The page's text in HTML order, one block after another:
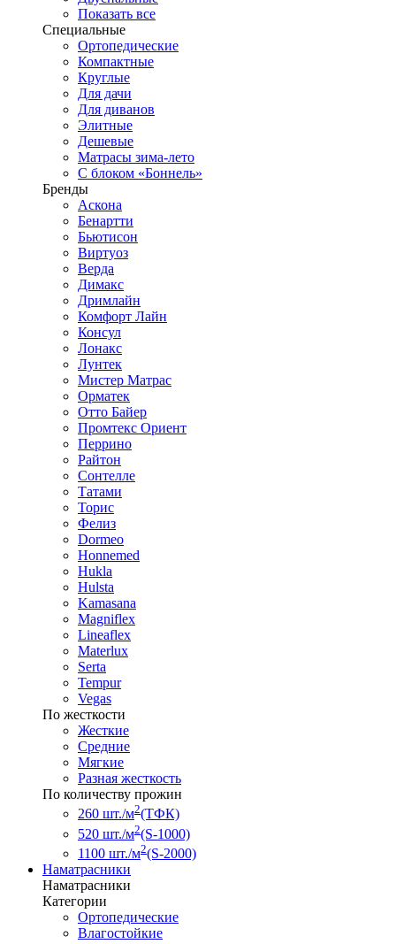
Показать все
Специальные
Ортопедические
Компактные
Круглые
Для дачи
Для диванов
Элитные
Дешевые
Матрасы зима-лето
С блоком «Боннель»
Бренды
Аскона
Бенартти
Бьютисон
Виртуоз
Верда
Димакс
Дримлайн
Комфорт Лайн
Консул
Лонакс
Лунтек
Мистер Матрас
Орматек
Отто Байер
Промтекс Ориент
Перрино
Райтон
Сонтелле
Татами
Торис
Фелиз
Dormeo
Honnemed
Hukla
Hulsta
Kamasana
Magniflex
Lineaflex
Materlux
Serta
Tempur
Vegas
По жесткости
Жесткие
Средние
Мягкие
Разная жесткость
По количеству прожин
260 шт./м2(ТФК)
520 шт./м2(S-1000)
1100 шт./м2(S-2000)
Наматрасники
Наматрасники
Категории
Ортопедические
Влагостойкие